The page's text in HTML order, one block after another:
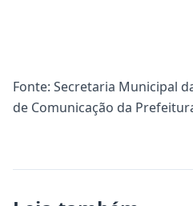
Fonte: Secretaria Municipal
de Comunicação da